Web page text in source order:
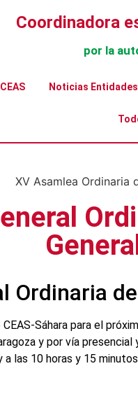
Coordinadora
por la
CEAS Noticias Entidades
Ordinaria
Sáhara para el
y por vía presencial
a las 10 horas y 15